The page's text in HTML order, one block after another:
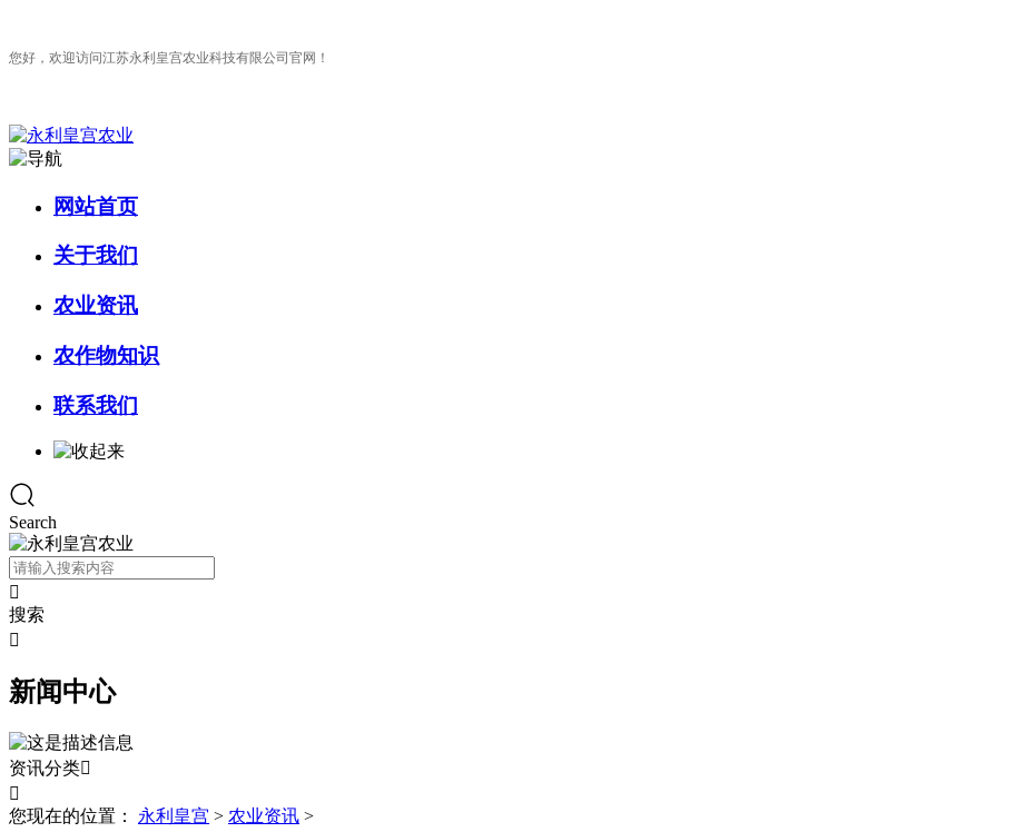
您好，欢迎访问江苏永利皇宫农业科技有限公司官网！
网站首页
关于我们
农业资讯
农作物知识
联系我们
Search

搜索

新闻中心
资讯分类

您现在的位置：
永利皇宫 > 农业资讯 >